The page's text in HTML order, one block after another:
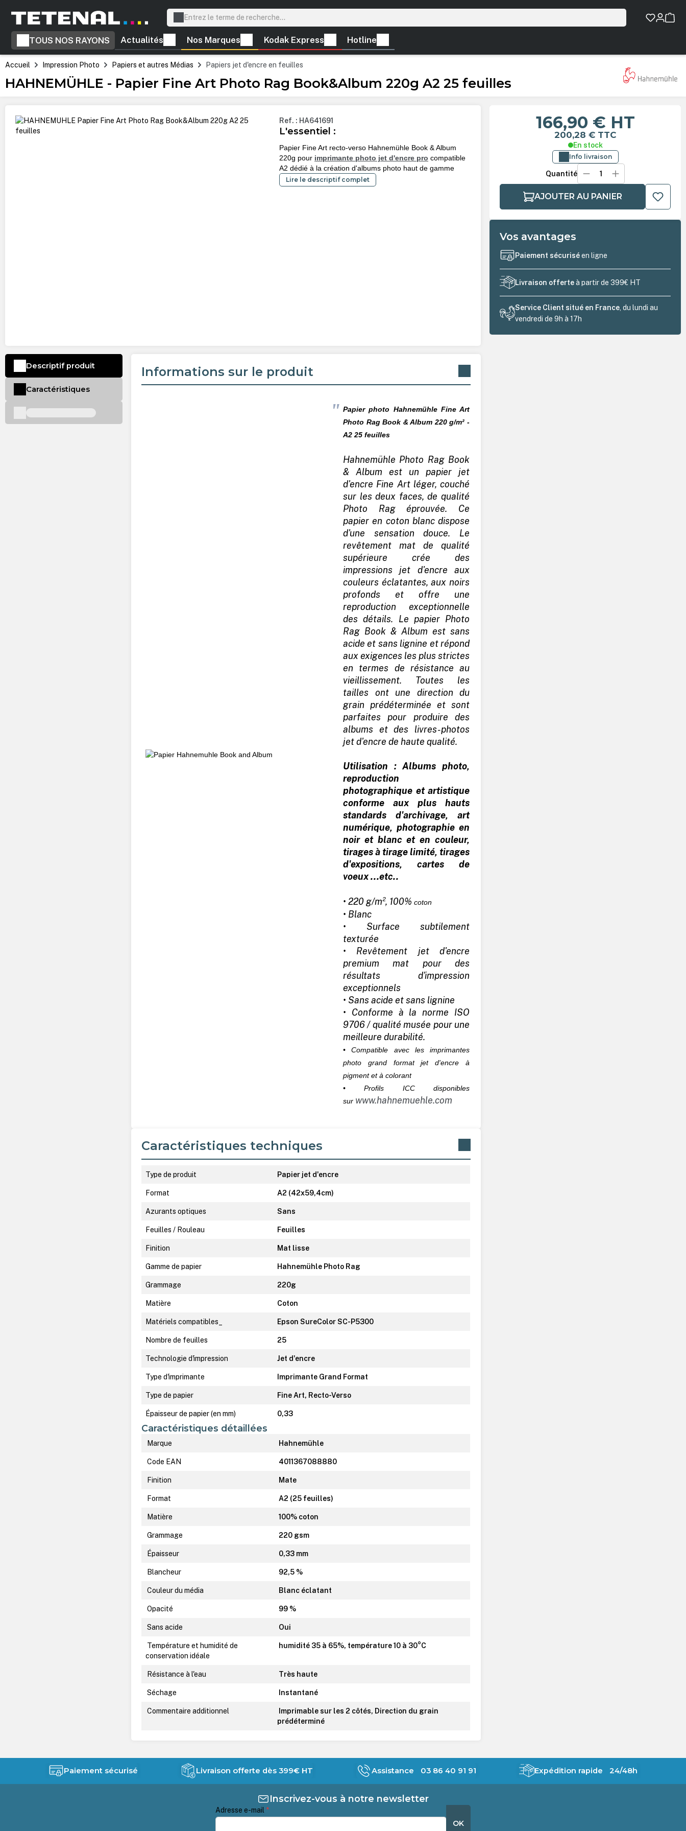
Passer à la navigation principale
TOUS NOS RAYONS Actualités Nos Marques Kodak Express Hotline
Accueil Impression Photo Papiers et autres Médias Papiers jet d'encre en feuilles
HAHNEMÜHLE - Papier Fine Art Photo Rag Book&Album 220g A2 25 feuilles
Ignorer la galerie d'images Ref. : HA641691
L'essentiel :
Papier Fine Art recto-verso Hahnemühle Book & Album
220g pour imprimante photo jet d'encre pro compatible
A2 dédié à la création d'albums photo haut de gamme
Lire le descriptif complet
166,90 € HT
200,28 € TTC
En stock
Info livraison
Quantité
AJOUTER AU PANIER
Vos avantages
Paiement sécuriséen ligne
Livraison offerteà partir de 399€ HT
Service Client situé en France , du lundi au
vendredi de 9h à 17h
Informations sur le produit
Papier photo Hahnemühle Fine Art
Photo Rag Book & Album 220g/m² -
A2 25 feuilles
Hahnemühle Photo Rag Book
& Album est un papier jet
d'encre Fine Art léger, couché
sur les deux faces, de qualité
Photo Rag éprouvée. Ce
papier en coton blanc dispose
d'une sensation douce. Le
revêtement mat de qualité
supérieure crée des
impressions jet d'encre aux
couleurs éclatantes, aux noirs
profonds et offre une
reproduction exceptionnelle
des détails. Le papier Photo
Rag Book & Album est sans
acide et sans lignine et répond
aux exigences les plus strictes
en termes de résistance au
vieillissement. Toutes les
tailles ont une direction du
grain prédéterminée et sont
parfaites pour produire des
albums et des livres-photos
jet d'encre de haute qualité.
Utilisation : Albums photo,
reproduction
photographique et artistique
conforme aux plus hauts
standards d'archivage, art
numérique, photographie en
noir et blanc et en couleur,
tirages à tirage limité, tirages
d'expositions, cartes de
voeux ...etc..
• 220 g/m², 100%coton
• Blanc
• Surface subtilement
texturée
• Revêtement jet d'encre
premium mat pour des
résultats d'impression
exceptionnels
• Sans acide et sans lignine
• Conforme à la norme ISO
9706 / qualité musée pour une
meilleure durabilité.
• Compatible avec les imprimantes
photo grand format jet d'encre à
pigment et à colorant
• Profils ICC disponibles
sur www.hahnemuehle.com
Caractéristiques techniques
Type de produit Papier jet d'encre
Format A2 (42x59,4cm)
Azurants optiques Sans
Feuilles / Rouleau Feuilles
Finition Mat lisse
Gamme de papier Hahnemühle Photo Rag
Grammage 220g
Matière Coton
Matériels compatibles_ Epson SureColor SC-P5300
Nombre de feuilles 25
Technologie d'impression Jet d'encre
Type d'imprimante Imprimante Grand Format
Type de papier Fine Art, Recto-Verso
Épaisseur de papier (en mm) 0,33
Caractéristiques détaillées
Marque Hahnemühle
Code EAN 4011367088880
Finition Mate
Format A2 (25 feuilles)
Matière 100% coton
Grammage 220 gsm
Épaisseur 0,33 mm
Blancheur 92,5 %
Couleur du média Blanc éclatant
Opacité 99 %
Sans acide Oui
Température et humidité de
conservation idéale
humidité 35 à 65%, température 10 à 30°C
Résistance à l'eau Très haute
Séchage Instantané
Commentaire additionnel
Imprimable sur les 2 côtés, Direction du grain
prédéterminé
Descriptif produit
Caractéristiques
Paiement sécurisé Livraison offerte dès 399€ HT Assistance 03 86 40 91 91 Expédition rapide 24/48h
Inscrivez-vous à notre newsletter
Adresse e-mail *
OK